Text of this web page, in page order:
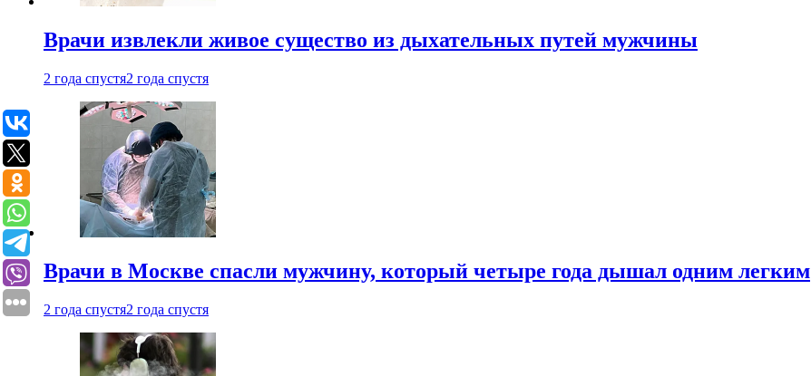
Врачи извлекли живое существо из дыхательных путей мужчины
2 года спустя2 года спустя
Врачи в Москве спасли мужчину, который четыре года дышал одним легким
2 года спустя2 года спустя